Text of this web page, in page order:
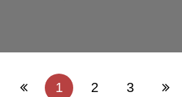
1 2 3